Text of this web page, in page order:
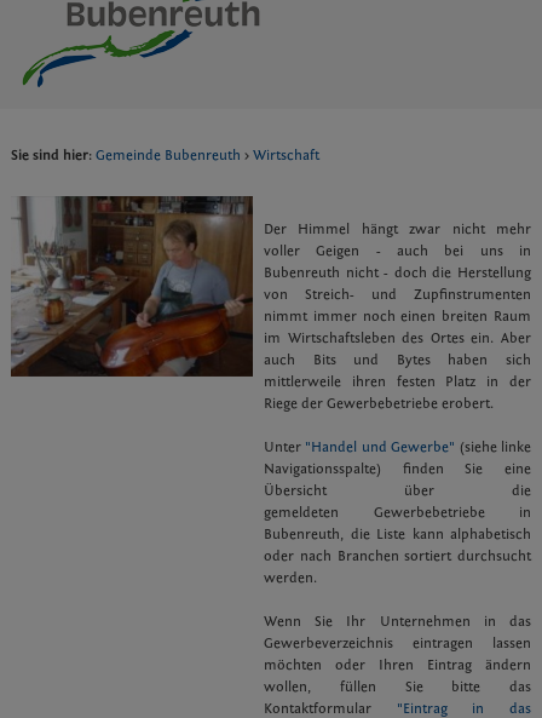
Sie sind hier: Gemeinde Bubenreuth > Wirtschaft
Der Himmel hängt zwar nicht mehr
voller Geigen - auch bei uns in
Bubenreuth nicht - doch die Herstellung
von Streich- und Zupfinstrumenten
nimmt immer noch einen breiten Raum
im Wirtschaftsleben des Ortes ein. Aber
auch Bits und Bytes haben sich
mittlerweile ihren festen Platz in der
Riege der Gewerbebetriebe erobert.
Unter "Handel und Gewerbe" (siehe linke
Navigationsspalte) finden Sie eine
Übersicht über die
gemeldeten Gewerbebetriebe in
Bubenreuth, die Liste kann alphabetisch
oder nach Branchen sortiert durchsucht
werden.
Wenn Sie Ihr Unternehmen in das
Gewerbeverzeichnis eintragen lassen
möchten oder Ihren Eintrag ändern
wollen, füllen Sie bitte das
Kontaktformular "Eintrag in das